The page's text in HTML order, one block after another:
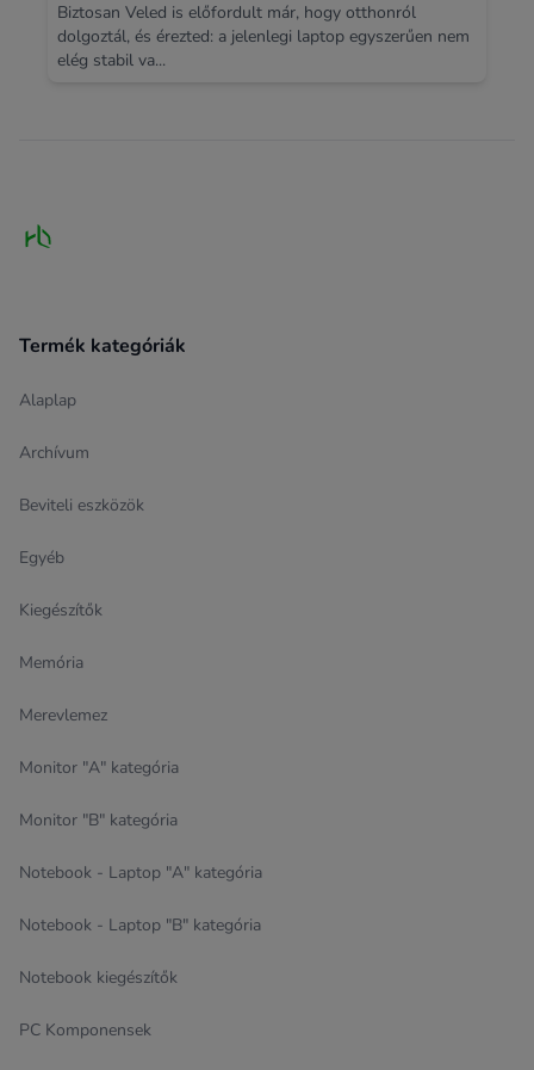
Biztosan Veled is előfordult már, hogy otthonról
dolgoztál, és érezted: a jelenlegi laptop egyszerűen nem
elég stabil va...
Termék kategóriák
Alaplap
Archívum
Beviteli eszközök
Egyéb
Kiegészítők
Memória
Merevlemez
Monitor "A" kategória
Monitor "B" kategória
Notebook - Laptop "A" kategória
Notebook - Laptop "B" kategória
Notebook kiegészítők
PC Komponensek